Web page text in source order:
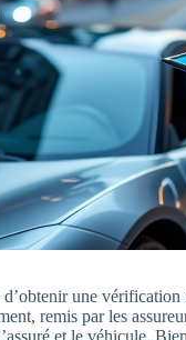
une
remis par les
et le véhicule.